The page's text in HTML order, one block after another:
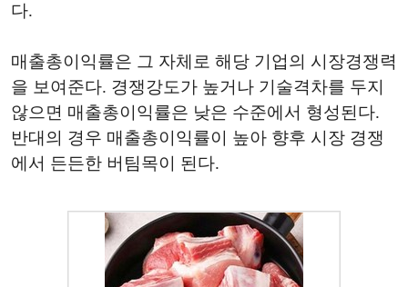
다.
매출총이익률은 그 자체로 해당 기업의 시장경쟁력
을 보여준다. 경쟁강도가 높거나 기술격차를 두지
않으면 매출총이익률은 낮은 수준에서 형성된다.
반대의 경우 매출총이익률이 높아 향후 시장 경쟁
에서 든든한 버팀목이 된다.